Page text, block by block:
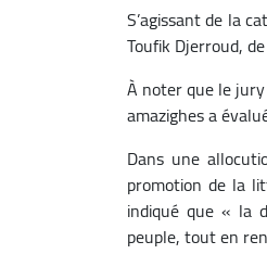
S’agissant de la
Toufik Djerroud,
À noter que le
amazighes a
Dans une
promotion de la
indiqué que « la
peuple, tout en